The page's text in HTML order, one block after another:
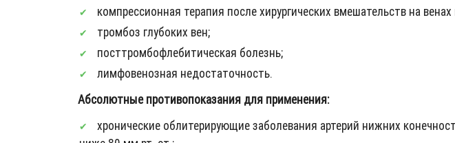
компрессионная терапия после хирургических вмешательств на
тромбоз глубоких вен;
посттромбофлебитическая болезнь;
лимфовенозная недостаточность.
Абсолютные противопоказания для применения:
хронические облитерирующие заболевания артерий нижних